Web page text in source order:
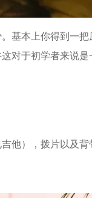
本上你得到一把
对于初学者来说
），拨片以及背